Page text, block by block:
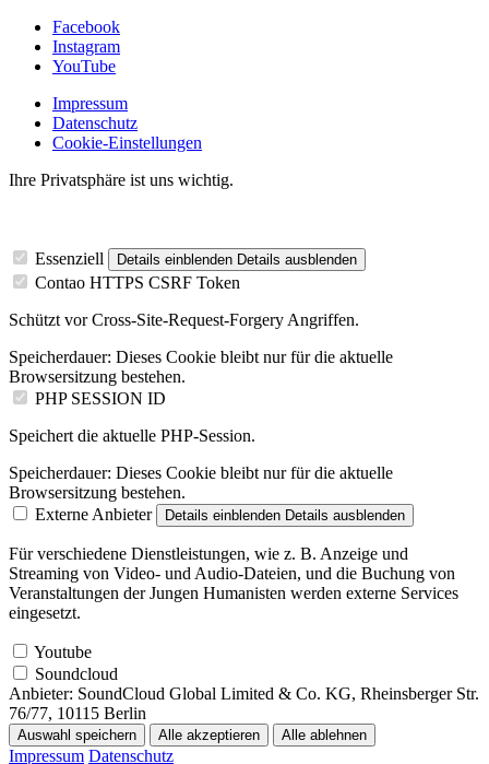
Facebook
Instagram
YouTube
Impressum
Datenschutz
Cookie-Einstellungen
Ihre Privatsphäre ist uns wichtig.
Essenziell Details einblenden Details ausblenden
Contao HTTPS CSRF Token
Schützt vor Cross-Site-Request-Forgery Angriffen.
Speicherdauer: Dieses Cookie bleibt nur für die aktuelle
Browsersitzung bestehen.
PHP SESSION ID
Speichert die aktuelle PHP-Session.
Speicherdauer: Dieses Cookie bleibt nur für die aktuelle
Browsersitzung bestehen.
Externe Anbieter
Details einblenden Details ausblenden
Für verschiedene Dienstleistungen, wie z. B. Anzeige und
Streaming von Video- und Audio-Dateien, und die Buchung von
Veranstaltungen der Jungen Humanisten werden externe Services
eingesetzt.
Youtube
Soundcloud
Anbieter: SoundCloud Global Limited & Co. KG, Rheinsberger Str.
76/77, 10115 Berlin
Auswahl speichern Alle akzeptieren Alle ablehnen
Impressum Datenschutz